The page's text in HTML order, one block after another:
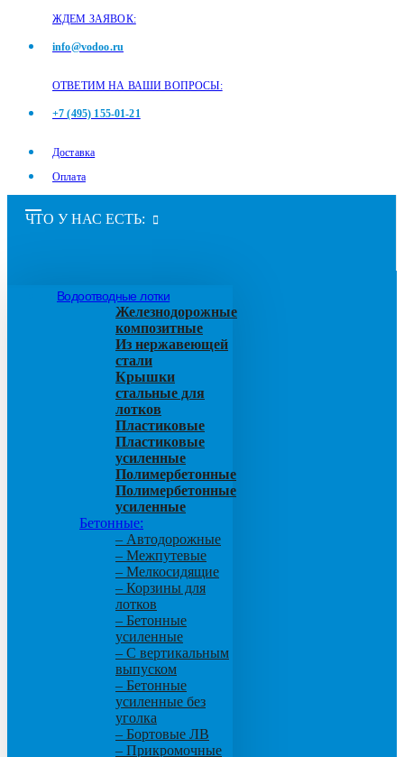
ЖДЕМ ЗАЯВОК:
info@vodoo.ru
ОТВЕТИМ НА ВАШИ ВОПРОСЫ:
+7 (495) 155-01-21
Доставка
Оплата
ЧТО У НАС ЕСТЬ:
Водоотводные лотки
Железнодорожные
композитные
Из нержавеющей
стали
Крышки
стальные для
лотков
Пластиковые
Пластиковые
усиленные
Полимербетонные
Полимербетонные
усиленные
Бетонные:
– Автодорожные
– Межпутевые
– Мелкосидящие
– Корзины для
лотков
– Бетонные
усиленные
– С вертикальным
выпуском
– Бетонные
усиленные без
уголка
– Бортовые ЛВ
– Прикромочные